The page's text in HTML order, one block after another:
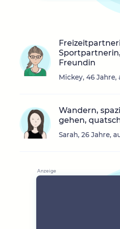
Freundin
Mickey, 46 Jahre,
Wandern,
gehen,
Sarah, 26 Jahre,